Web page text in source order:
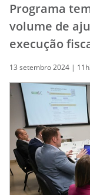
Programa
volume de
execução
13 setembro 2024 |